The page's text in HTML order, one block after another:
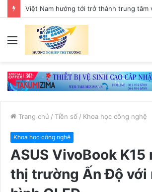
Trang chủ / Tiền số / Khoa học công nghệ
Khoa học công nghệ
ASUS VivoBook K15
thị trường Ấn Độ với